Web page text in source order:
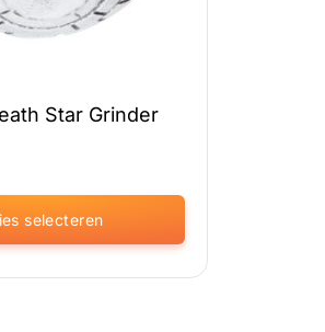
Star Grinder
selecteren